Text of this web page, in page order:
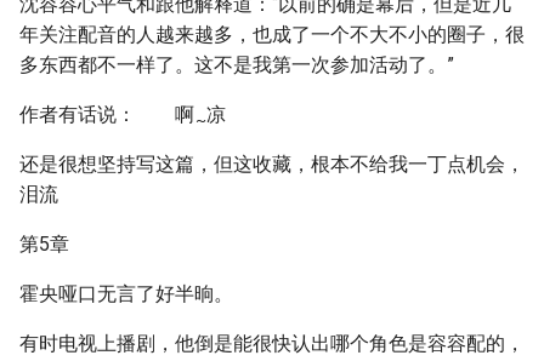
年关注配音的人越来越多，也成了一个不大不小的圈子，很
多东西都不一样了。这不是我第一次参加活动了。”
作者有话说： 啊~凉
还是很想坚持写这篇，但这收藏，根本不给我一丁点机会，
泪流
第5章
霍央哑口无言了好半晌。
有时电视上播剧，他倒是能很快认出哪个角色是容容配的，